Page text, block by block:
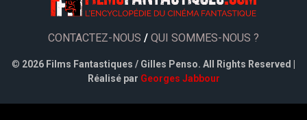
CONTACTEZ-NOUS / QUI SOMMES-NOUS ?
© 2026 Films Fantastiques / Gilles Penso. All Rights Reserved |
Réalisé par Georges Jabbour